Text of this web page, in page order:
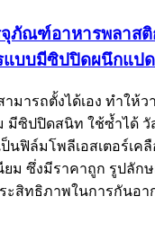
จุภัณฑ์อาหารพลาสติ
แบบมีซิปปิดผนึกแป
ามารถตั้งได้เอง ทำให้ว
มีซิปปิดสนิท ใช้ซ้ำได้ วั
ป็นฟิล์มโพลีเอสเตอร์เค
ยม ซึ่งมีราคาถูก รูปลัก
ะสิทธิภาพในการกันอา